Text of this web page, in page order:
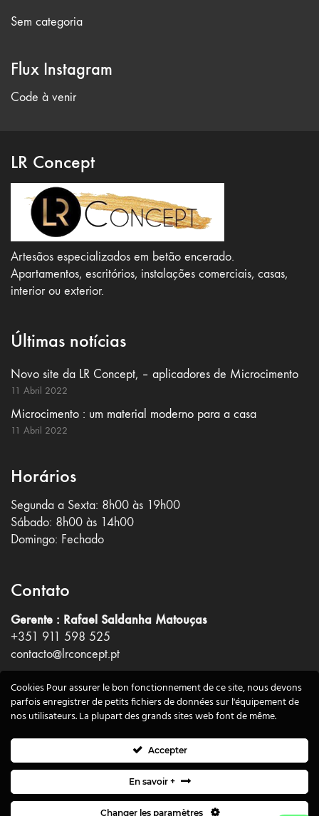
Sem categoria
Flux Instagram
Code à venir
LR Concept
Artesãos especializados em betão encerado.
Apartamentos, escritórios, instalações comerciais, casas,
interior ou exterior.
Últimas notícias
Novo site da LR Concept, – aplicadores de Microcimento
11 Abril 2022
Microcimento : um material moderno para a casa
11 Abril 2022
Horários
Segunda a Sexta: 8h00 às 19h00
Sábado: 8h00 às 14h00
Domingo: Fechado
Contato
Gerente : Rafael Saldanha Matouças
+351 911 598 525
contacto@lrconcept.pt
Peredo, 5340-380
Centre de confidentialité|Mentions légales|Plan du site
Cookies Pour assurer le bon fonctionnement de ce site, nous devons
parfois enregistrer de petits fichiers de données sur l'équipement de
nos utilisateurs. La plupart des grands sites web font de même.
Accepter
En savoir +
Changer les paramètres